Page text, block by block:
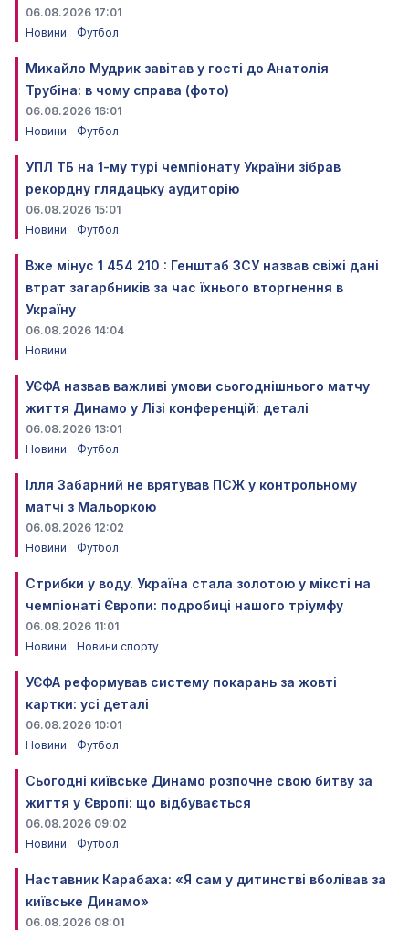
06.08.2026 17:01
Новини
Футбол
Михайло Мудрик завітав у гості до Анатолія
Трубіна: в чому справа (фото)
06.08.2026 16:01
Новини
Футбол
УПЛ ТБ на 1-му турі чемпіонату України зібрав
рекордну глядацьку аудиторію
06.08.2026 15:01
Новини
Футбол
Вже мінус 1 454 210 : Генштаб ЗСУ назвав свіжі дані
втрат загарбників за час їхнього вторгнення в
Україну
06.08.2026 14:04
Новини
УЄФА назвав важливі умови сьогоднішнього матчу
життя Динамо у Лізі конференцій: деталі
06.08.2026 13:01
Новини
Футбол
Ілля Забарний не врятував ПСЖ у контрольному
матчі з Мальоркою
06.08.2026 12:02
Новини
Футбол
Стрибки у воду. Україна стала золотою у міксті на
чемпіонаті Європи: подробиці нашого тріумфу
06.08.2026 11:01
Новини
Новини спорту
УЄФА реформував систему покарань за жовті
картки: усі деталі
06.08.2026 10:01
Новини
Футбол
Сьогодні київське Динамо розпочне свою битву за
життя у Європі: що відбувається
06.08.2026 09:02
Новини
Футбол
Наставник Карабаха: «Я сам у дитинстві вболівав за
київське Динамо»
06.08.2026 08:01